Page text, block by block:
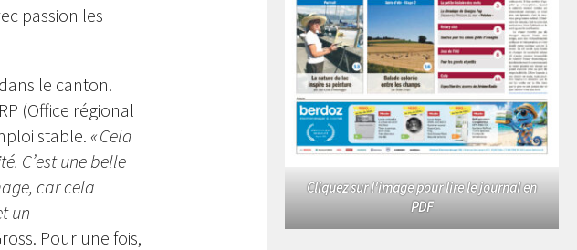
passion les
le canton.
(Office régional
stable. « Cela
C’est une belle
car cela
un
Pour une fois,
Cliquez sur l'image pour lire le journal en
PDF